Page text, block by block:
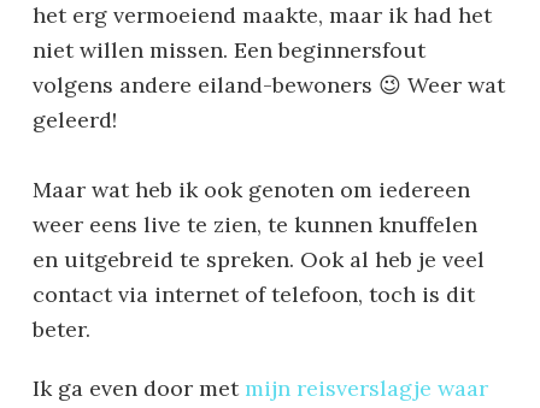
het erg vermoeiend maakte, maar ik had het
niet willen missen. Een beginnersfout
volgens andere eiland-bewoners 😉 Weer wat
geleerd!
Maar wat heb ik ook genoten om iedereen
weer eens live te zien, te kunnen knuffelen
en uitgebreid te spreken. Ook al heb je veel
contact via internet of telefoon, toch is dit
beter.
Ik ga even door metmijn reisverslagje waar